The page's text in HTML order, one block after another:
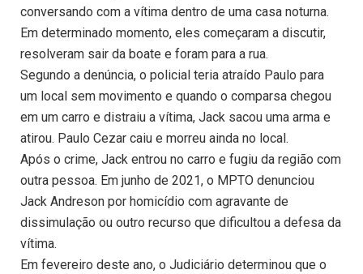
conversando com a vítima dentro de uma casa noturna.
Em determinado momento, eles começaram a discutir,
resolveram sair da boate e foram para a rua.
Segundo a denúncia, o policial teria atraído Paulo para
um local sem movimento e quando o comparsa chegou
em um carro e distraiu a vítima, Jack sacou uma arma e
atirou. Paulo Cezar caiu e morreu ainda no local.
Após o crime, Jack entrou no carro e fugiu da região com
outra pessoa. Em junho de 2021, o MPTO denunciou
Jack Andreson por homicídio com agravante de
dissimulação ou outro recurso que dificultou a defesa da
vítima.
Em fevereiro deste ano, o Judiciário determinou que o